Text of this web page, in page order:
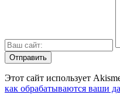
Этот сайт использует
как обрабатываются ваши